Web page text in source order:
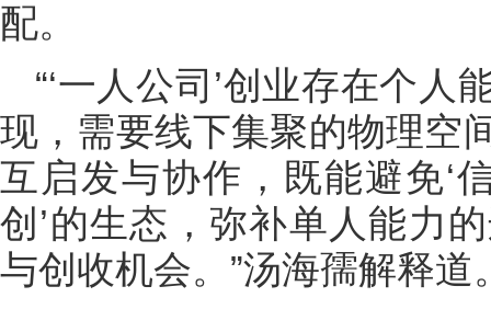
配。
“‘一人公司’创业存在个
现，需要线下集聚的物理空
互启发与协作，既能避免‘
创’的生态，弥补单人能力
与创收机会。”汤海孺解释道